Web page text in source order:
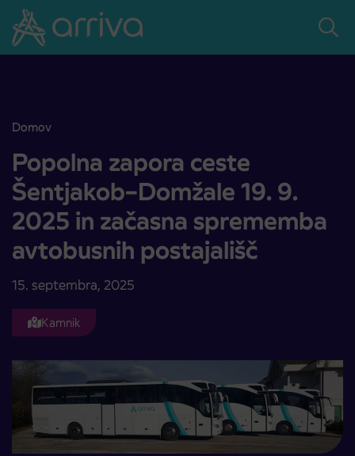
Skoči na vsebino
Domov
Popolna zapora ceste Šentjakob–Domžale 19. 9. 2025 in začasna
Popolna zapora ceste
Šentjakob–Domžale 19. 9.
2025 in začasna sprememba
avtobusnih postajališč
15. septembra, 2025
Kamnik